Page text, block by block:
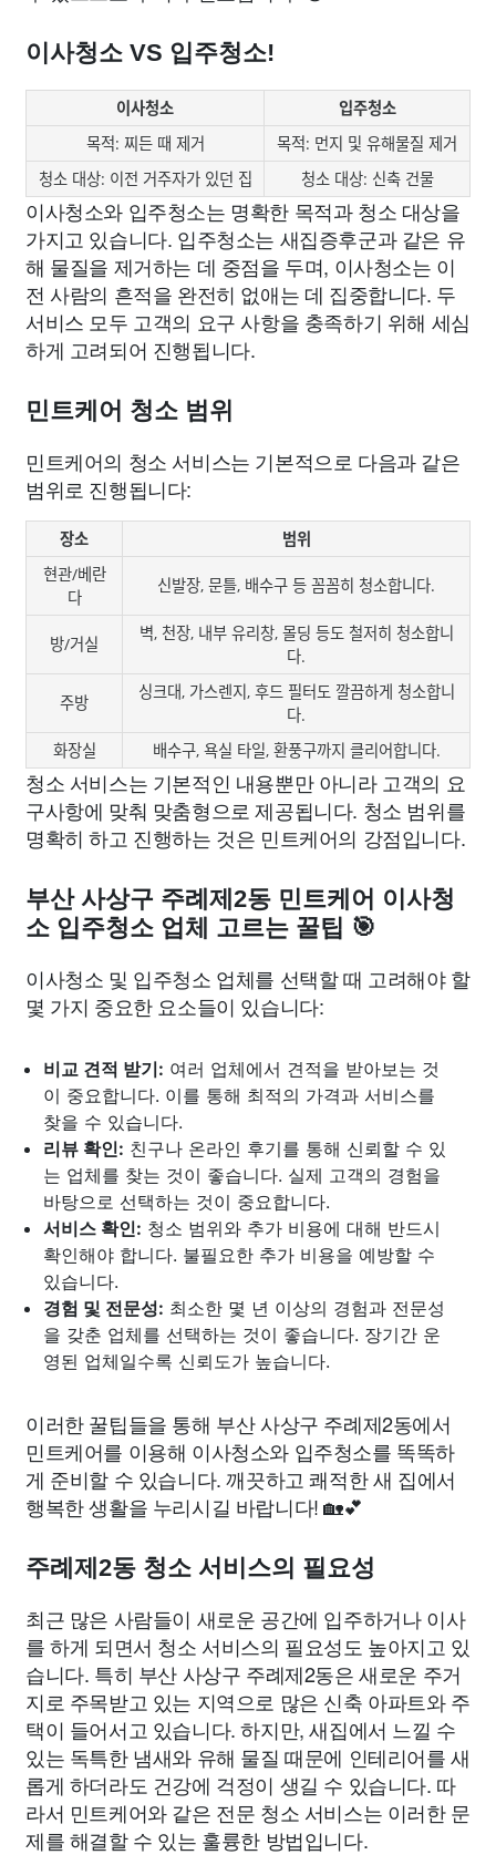
이사청소 VS 입주청소!
이사청소
입주청소
목적: 찌든 때 제거
목적: 먼지 및 유해물질 제거
청소 대상: 이전 거주자가 있던 집
청소 대상: 신축 건물
이사청소와 입주청소는 명확한 목적과 청소 대상을
가지고 있습니다. 입주청소는 새집증후군과 같은 유
해 물질을 제거하는 데 중점을 두며, 이사청소는 이
전 사람의 흔적을 완전히 없애는 데 집중합니다. 두
서비스 모두 고객의 요구 사항을 충족하기 위해 세심
하게 고려되어 진행됩니다.
민트케어 청소 범위
민트케어의 청소 서비스는 기본적으로 다음과 같은
범위로 진행됩니다:
장소
범위
현관/베란
다
신발장, 문틀, 배수구 등 꼼꼼히 청소합니다.
방/거실
벽, 천장, 내부 유리창, 몰딩 등도 철저히 청소합니
다.
주방
싱크대, 가스렌지, 후드 필터도 깔끔하게 청소합니
다.
화장실
배수구, 욕실 타일, 환풍구까지 클리어합니다.
청소 서비스는 기본적인 내용뿐만 아니라 고객의 요
구사항에 맞춰 맞춤형으로 제공됩니다. 청소 범위를
명확히 하고 진행하는 것은 민트케어의 강점입니다.
부산 사상구 주례제2동 민트케어 이사청
소 입주청소 업체 고르는 꿀팁 🎯
이사청소 및 입주청소 업체를 선택할 때 고려해야 할
몇 가지 중요한 요소들이 있습니다:
비교 견적 받기: 여러 업체에서 견적을 받아보는 것
이 중요합니다. 이를 통해 최적의 가격과 서비스를
찾을 수 있습니다.
리뷰 확인: 친구나 온라인 후기를 통해 신뢰할 수 있
는 업체를 찾는 것이 좋습니다. 실제 고객의 경험을
바탕으로 선택하는 것이 중요합니다.
서비스 확인: 청소 범위와 추가 비용에 대해 반드시
확인해야 합니다. 불필요한 추가 비용을 예방할 수
있습니다.
경험 및 전문성: 최소한 몇 년 이상의 경험과 전문성
을 갖춘 업체를 선택하는 것이 좋습니다. 장기간 운
영된 업체일수록 신뢰도가 높습니다.
이러한 꿀팁들을 통해 부산 사상구 주례제2동에서
민트케어를 이용해 이사청소와 입주청소를 똑똑하
게 준비할 수 있습니다. 깨끗하고 쾌적한 새 집에서
행복한 생활을 누리시길 바랍니다! 🏡💕
주례제2동 청소 서비스의 필요성
최근 많은 사람들이 새로운 공간에 입주하거나 이사
를 하게 되면서 청소 서비스의 필요성도 높아지고 있
습니다. 특히 부산 사상구 주례제2동은 새로운 주거
지로 주목받고 있는 지역으로 많은 신축 아파트와 주
택이 들어서고 있습니다. 하지만, 새집에서 느낄 수
있는 독특한 냄새와 유해 물질 때문에 인테리어를 새
롭게 하더라도 건강에 걱정이 생길 수 있습니다. 따
라서 민트케어와 같은 전문 청소 서비스는 이러한 문
제를 해결할 수 있는 훌륭한 방법입니다.